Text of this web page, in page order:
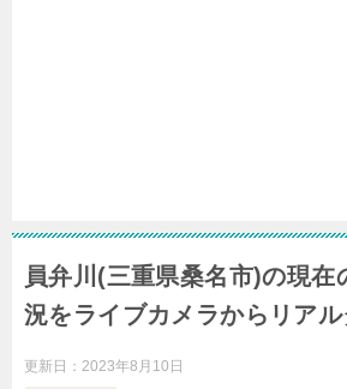
員弁川(三重県桑名市)の現在
況をライブカメラからリア
更新日： 2023年8月10日